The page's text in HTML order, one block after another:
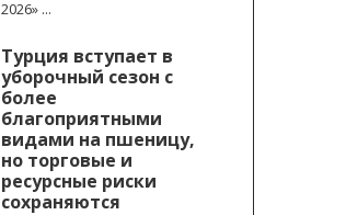
2026» ...
Турция вступает в
уборочный сезон с
более
благоприятными
видами на пшеницу,
но торговые и
ресурсные риски
сохраняются